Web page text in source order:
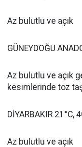
Az bulutlu ve açık
GÜNEYDOĞU
Az bulutlu ve açık
kesimlerinde toz
DİYARBAKIR 21°C,
Az bulutlu ve açık